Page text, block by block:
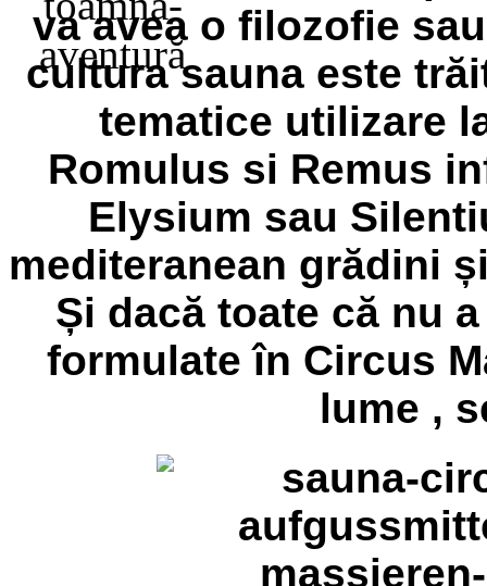
va avea o filozofie
cultura sauna este
tematice utilizare
Romulus si Remus
Elysium sau
mediteranean grădini
Și dacă toate că nu
formulate în Circus
lume ,